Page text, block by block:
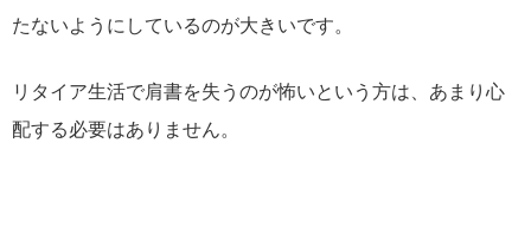
たないようにしているのが大きいです。
リタイア生活で肩書を失うのが怖いという方は、あまり心
配する必要はありません。